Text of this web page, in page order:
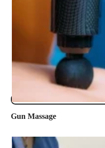
​Gun Massage